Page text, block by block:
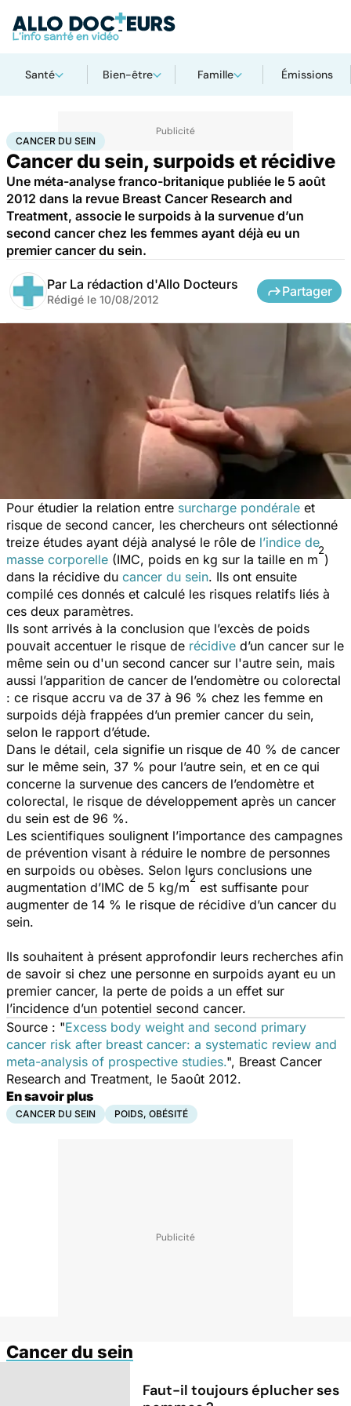
Santé Bien-être Famille Émissions
AccueilSanté Maladies Cancer du sein
CANCER DU SEIN
Cancer du sein, surpoids et récidive
Une méta-analyse franco-britanique publiée le 5 août
2012 dans la revue Breast Cancer Research and
Treatment, associe le surpoids à la survenue d’un
second cancer chez les femmes ayant déjà eu un
premier cancer du sein.
Par La rédaction d'Allo Docteurs
Rédigé le 10/08/2012
Partager
Pour étudier la relation entre surcharge pondérale et
risque de second cancer, les chercheurs ont sélectionné
treize études ayant déjà analysé le rôle de l’indice de
masse corporelle (IMC, poids en kg sur la taille en m
2
)
dans la récidive du cancer du sein. Ils ont ensuite
compilé ces donnés et calculé les risques relatifs liés à
ces deux paramètres.
Ils sont arrivés à la conclusion que l’excès de poids
pouvait accentuer le risque de récidive d’un cancer sur le
même sein ou d'un second cancer sur l'autre sein, mais
aussi l’apparition de cancer de l’endomètre ou colorectal
: ce risque accru va de 37 à 96 % chez les femme en
surpoids déjà frappées d’un premier cancer du sein,
selon le rapport d’étude.
Dans le détail, cela signifie un risque de 40 % de cancer
sur le même sein, 37 % pour l’autre sein, et en ce qui
concerne la survenue des cancers de l’endomètre et
colorectal, le risque de développement après un cancer
du sein est de 96 %.
Les scientifiques soulignent l’importance des campagnes
de prévention visant à réduire le nombre de personnes
en surpoids ou obèses. Selon leurs conclusions une
augmentation d’IMC de 5 kg/m
2
est suffisante pour
augmenter de 14 % le risque de récidive d’un cancer du
sein.
Ils souhaitent à présent approfondir leurs recherches afin
de savoir si chez une personne en surpoids ayant eu un
premier cancer, la perte de poids a un effet sur
l’incidence d’un potentiel second cancer.
Source : "Excess body weight and second primary
cancer risk after breast cancer: a systematic review and
meta-analysis of prospective studies.", Breast Cancer
Research and Treatment, le 5août 2012.
En savoir plus
CANCER DU SEIN POIDS, OBÉSITÉ
Cancer du sein
Faut-il toujours éplucher ses